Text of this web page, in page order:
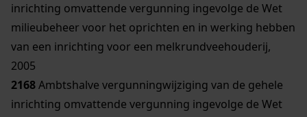
inrichting omvattende vergunning ingevolge de Wet
milieubeheer voor het oprichten en in werking hebben
van een inrichting voor een melkrundveehouderij,
2005
2168Ambtshalve vergunningwijziging van de gehele
inrichting omvattende vergunning ingevolge de Wet